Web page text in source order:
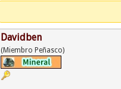
Davidben
(Miembro Peñasco)